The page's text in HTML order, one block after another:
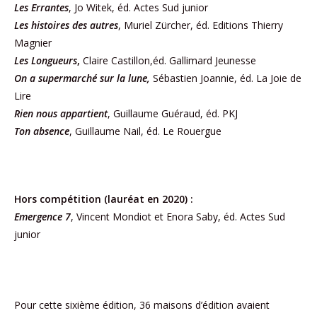
Les Errantes, Jo Witek, éd. Actes Sud junior
Les histoires des autres, Muriel Zürcher, éd. Editions Thierry
Magnier
Les Longueurs, Claire Castillon,éd. Gallimard Jeunesse
On a supermarché sur la lune, Sébastien Joannie, éd. La Joie de
Lire
Rien nous appartient, Guillaume Guéraud, éd. PKJ
Ton absence, Guillaume Nail, éd. Le Rouergue
Hors compétition (lauréat en 2020) :
Emergence 7, Vincent Mondiot et Enora Saby, éd. Actes Sud
junior
Pour cette sixième édition, 36 maisons d’édition avaient